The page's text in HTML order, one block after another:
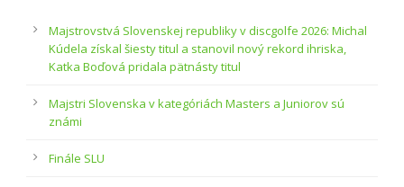
Majstrovstvá Slovenskej republiky v discgolfe 2026: Michal
Kúdela získal šiesty titul a stanovil nový rekord ihriska,
Katka Boďová pridala pätnásty titul
Majstri Slovenska v kategóriách Masters a Juniorov sú
známi
Finále SLU